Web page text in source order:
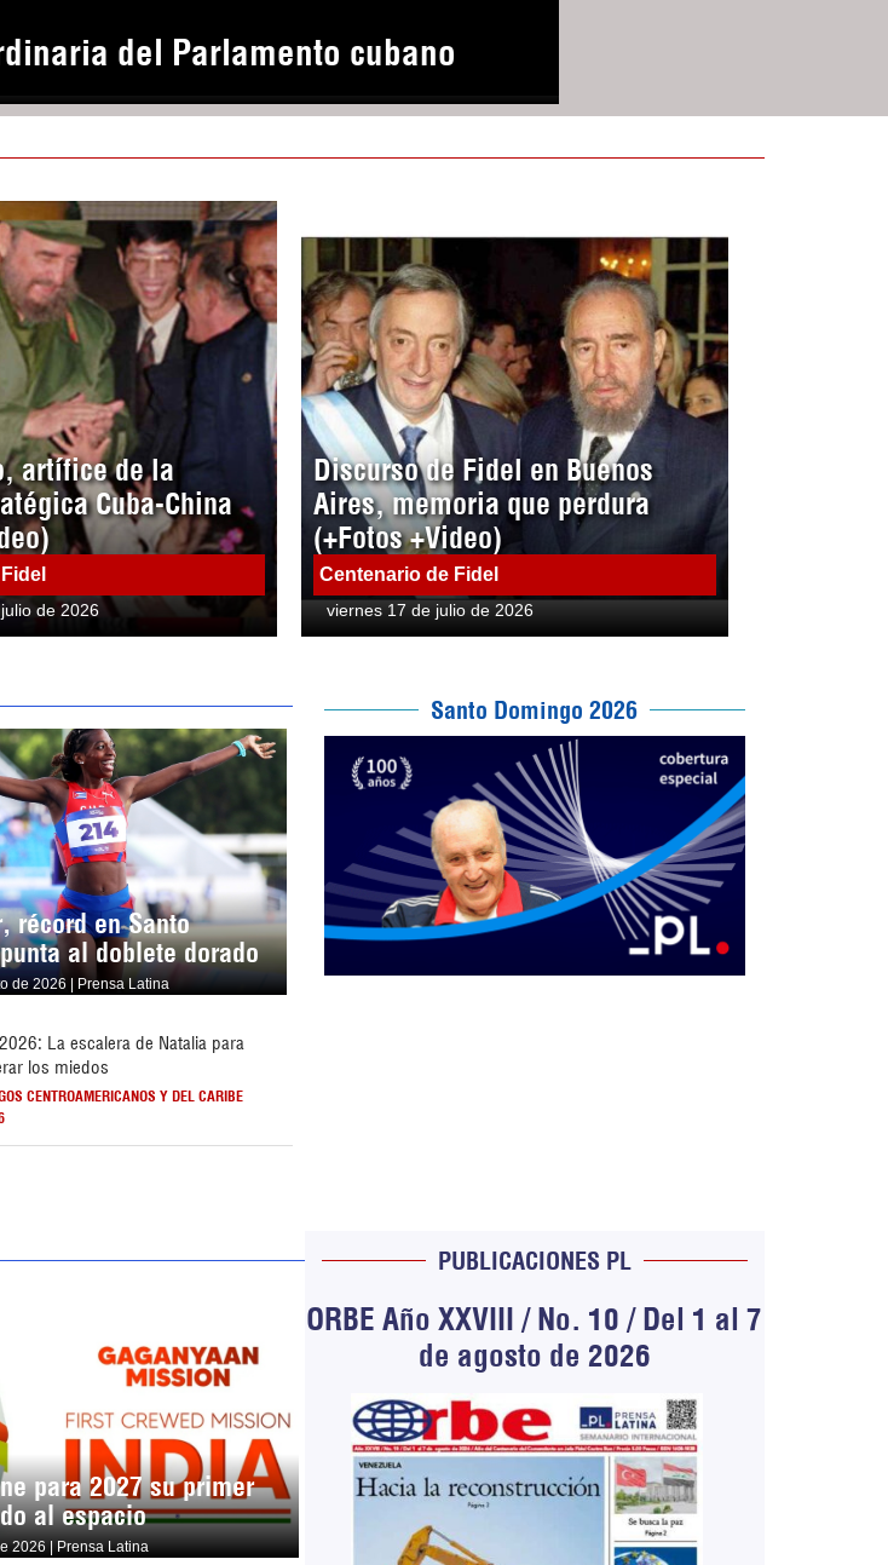
del Parlamento cubano
artífice de la
Cuba-China
de 2026
Discurso de Fidel en Buenos
Aires, memoria que perdura
(+Fotos +Video)
Centenario de Fidel
viernes 17 de julio de 2026
récord en Santo
al doblete dorado
de 2026 | Prensa Latina
La escalera de Natalia para
los miedos
CENTROAMERICANOS Y DEL CARIBE
Santo Domingo 2026
para 2027 su primer
al espacio
2026 | Prensa Latina
PUBLICACIONES PL
ORBE Año XXVIII / No. 10 / Del 1 al 7
de agosto de 2026